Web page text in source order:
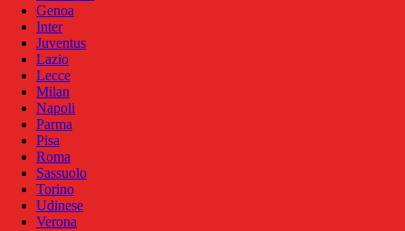
Genoa
Inter
Juventus
Lazio
Lecce
Milan
Napoli
Parma
Pisa
Roma
Sassuolo
Torino
Udinese
Verona